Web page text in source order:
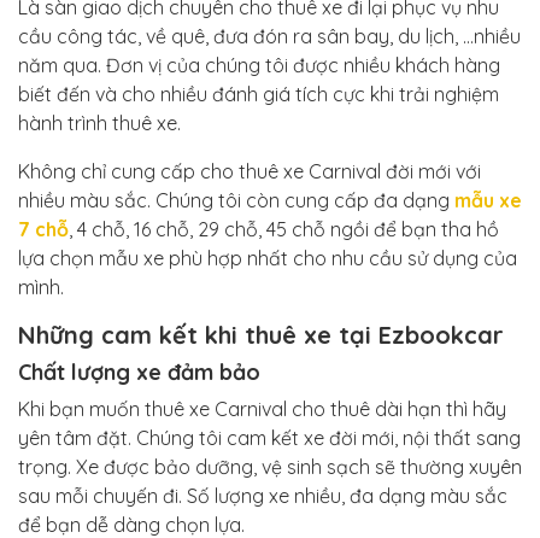
Là sàn giao dịch chuyên cho thuê xe đi lại phục vụ nhu
cầu công tác, về quê, đưa đón ra sân bay, du lịch, …nhiều
năm qua. Đơn vị của chúng tôi được nhiều khách hàng
biết đến và cho nhiều đánh giá tích cực khi trải nghiệm
hành trình thuê xe.
Không chỉ cung cấp cho thuê xe Carnival đời mới với
nhiều màu sắc. Chúng tôi còn cung cấp đa dạng mẫu xe
7 chỗ , 4 chỗ, 16 chỗ, 29 chỗ, 45 chỗ ngồi để bạn tha hồ
lựa chọn mẫu xe phù hợp nhất cho nhu cầu sử dụng của
mình.
Những cam kết khi thuê xe tại Ezbookcar
Chất lượng xe đảm bảo
Khi bạn muốn thuê xe Carnival cho thuê dài hạn thì hãy
yên tâm đặt. Chúng tôi cam kết xe đời mới, nội thất sang
trọng. Xe được bảo dưỡng, vệ sinh sạch sẽ thường xuyên
sau mỗi chuyến đi. Số lượng xe nhiều, đa dạng màu sắc
để bạn dễ dàng chọn lựa.